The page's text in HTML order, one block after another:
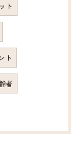
ト
ト
者